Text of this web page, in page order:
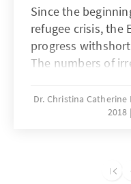
Since the
refugee crisis, the
progress
The numbers of
chaos is resolved
emergencies are
System – are still
Dr. Christina Catherine
2018